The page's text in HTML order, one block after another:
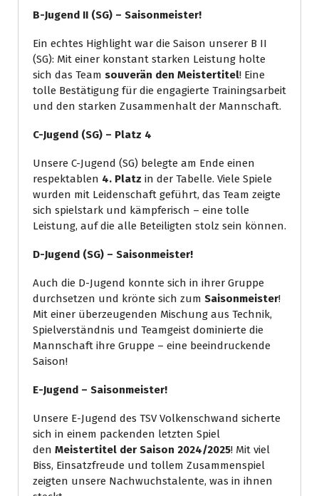
B-Jugend II (SG) – Saisonmeister!
Ein echtes Highlight war die Saison unserer B II
(SG): Mit einer konstant starken Leistung holte
sich das Team souverän den Meistertitel! Eine
tolle Bestätigung für die engagierte Trainingsarbeit
und den starken Zusammenhalt der Mannschaft.
C-Jugend (SG) – Platz 4
Unsere C-Jugend (SG) belegte am Ende einen
respektablen 4. Platz in der Tabelle. Viele Spiele
wurden mit Leidenschaft geführt, das Team zeigte
sich spielstark und kämpferisch – eine tolle
Leistung, auf die alle Beteiligten stolz sein können.
D-Jugend (SG) – Saisonmeister!
Auch die D-Jugend konnte sich in ihrer Gruppe
durchsetzen und krönte sich zum Saisonmeister!
Mit einer überzeugenden Mischung aus Technik,
Spielverständnis und Teamgeist dominierte die
Mannschaft ihre Gruppe – eine beeindruckende
Saison!
E-Jugend – Saisonmeister!
Unsere E-Jugend des TSV Volkenschwand sicherte
sich in einem packenden letzten Spiel
den Meistertitel der Saison 2024/2025! Mit viel
Biss, Einsatzfreude und tollem Zusammenspiel
zeigten unsere Nachwuchstalente, was in ihnen